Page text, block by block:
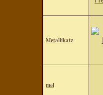
Metallikatz
mel